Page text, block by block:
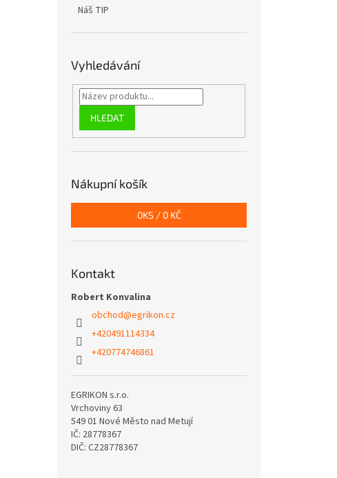
Náš TIP
Vyhledávání
HLEDAT
Nákupní košík
0KS / 0 KČ
Kontakt
Robert Konvalina
obchod@egrikon.cz
+420491114334
+420774746861
EGRIKON s.r.o.
Vrchoviny 63
549 01 Nové Město nad Metují
IČ: 28778367
DIČ: CZ28778367